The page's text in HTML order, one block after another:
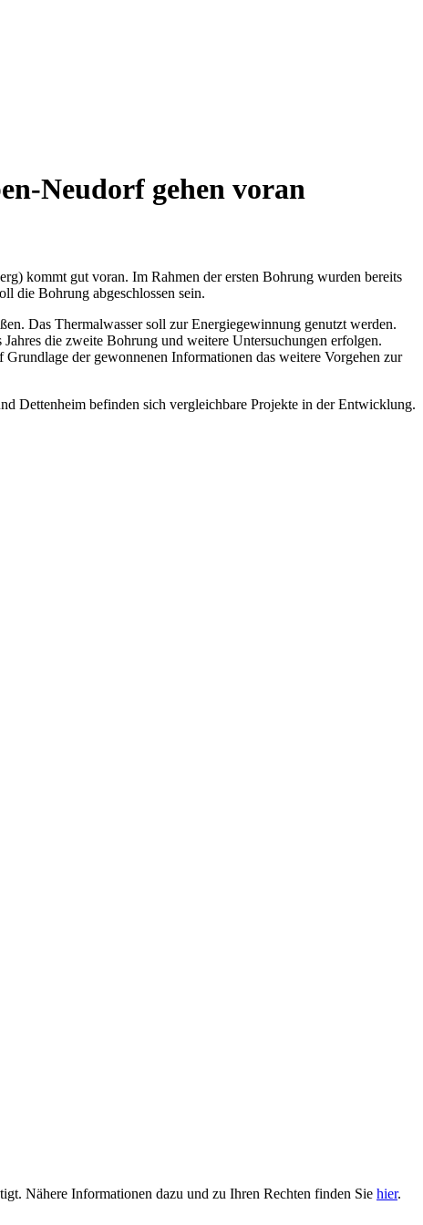
Neudorf gehen voran
kommt gut voran. Im Rahmen der ersten Bohrung wurden bereits
die Bohrung abgeschlossen sein.
Das Thermalwasser soll zur Energiegewinnung genutzt werden.
die zweite Bohrung und weitere Untersuchungen erfolgen.
der gewonnenen Informationen das weitere Vorgehen zur
Dettenheim befinden sich vergleichbare Projekte in der Entwicklung.
Nähere Informationen dazu und zu Ihren Rechten finden Sie hier.